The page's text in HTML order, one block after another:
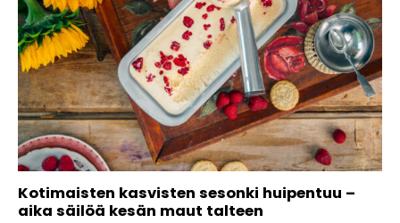
Kotimaisten kasvisten sesonki huipentuu –
aika säilöä kesän maut talteen